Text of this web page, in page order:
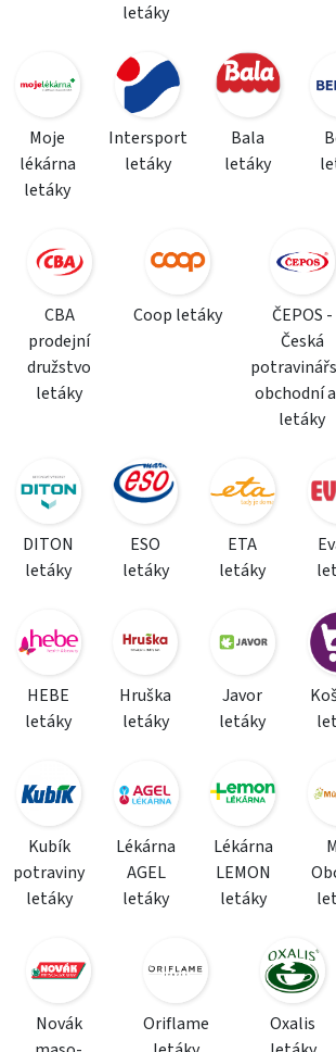
letáky
Moje
lékárna
letáky
Intersport
letáky
Bala
letáky
CBA
prodejní
družstvo
letáky
Coop letáky
ČEPOS -
Česká
obchodní
letáky
DITON
letáky
ESO
letáky
ETA
letáky
HEBE
letáky
Hruška
letáky
Javor
letáky
Kubík
potraviny
letáky
Lékárna
AGEL
letáky
Lékárna
LEMON
letáky
Novák
Oriflame
Oxalis